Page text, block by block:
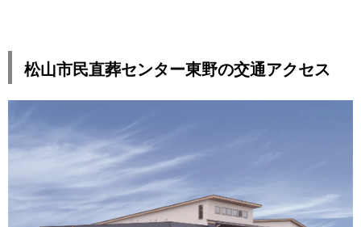
松山市民直葬センター東野の交通アクセス